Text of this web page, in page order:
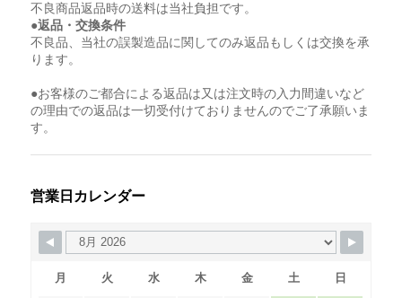
不良商品返品時の送料は当社負担です。
●返品・交換条件
不良品、当社の誤製造品に関してのみ返品もしくは交換を承
ります。
●お客様のご都合による返品は又は注文時の入力間違いなど
の理由での返品は一切受付けておりませんのでご了承願いま
す。
営業日カレンダー
月 火 水 木 金 土 日